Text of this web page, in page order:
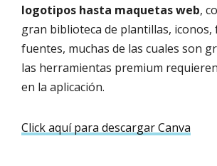
logotipos hasta maquetas web,
gran biblioteca de plantillas, iconos,
fuentes, muchas de las cuales son
las herramientas premium
en la aplicación.
Click aquí para descargar Canva